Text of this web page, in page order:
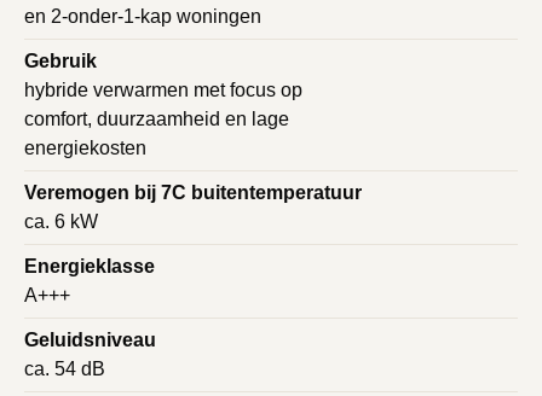
en 2-onder-1-kap woningen
Gebruik
hybride verwarmen met focus op
comfort, duurzaamheid en lage
energiekosten
Veremogen bij 7C buitentemperatuur
ca. 6 kW
Energieklasse
A+++
Geluidsniveau
ca. 54 dB